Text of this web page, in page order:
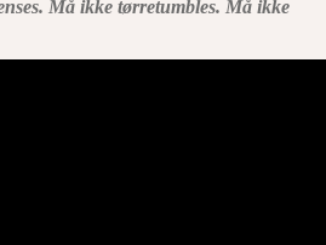
Må ikke tørretumbles. Må ikke